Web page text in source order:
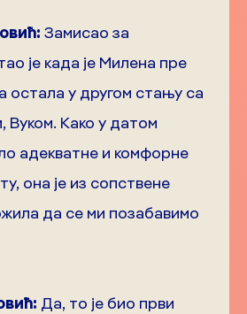
Замисао за
је када је Милена пре
остала у другом стању са
Вуком. Како у датом
адекватне и комфорне
она је из сопствене
да се ми позабавимо
Да, то је био први